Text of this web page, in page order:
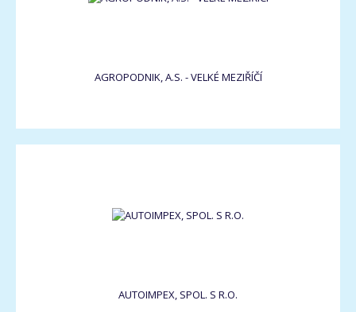
AGROPODNIK, A.S. - VELKÉ MEZIŘÍČÍ
AUTOIMPEX, SPOL. S R.O.